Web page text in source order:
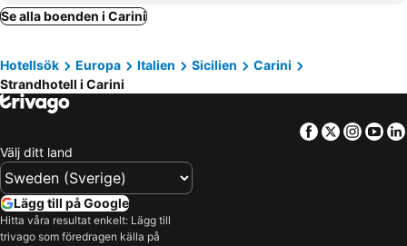
Termini Imerese, beach hotels
Se alla boenden i Carini
Hotellsök Europa Italien Sicilien
Carini
Strandhotell i Carini
Facebook
Twitter
Välj ditt land
Lägg till på Google
Hitta våra resultat enkelt: Lägg till
trivago som föredragen källa på